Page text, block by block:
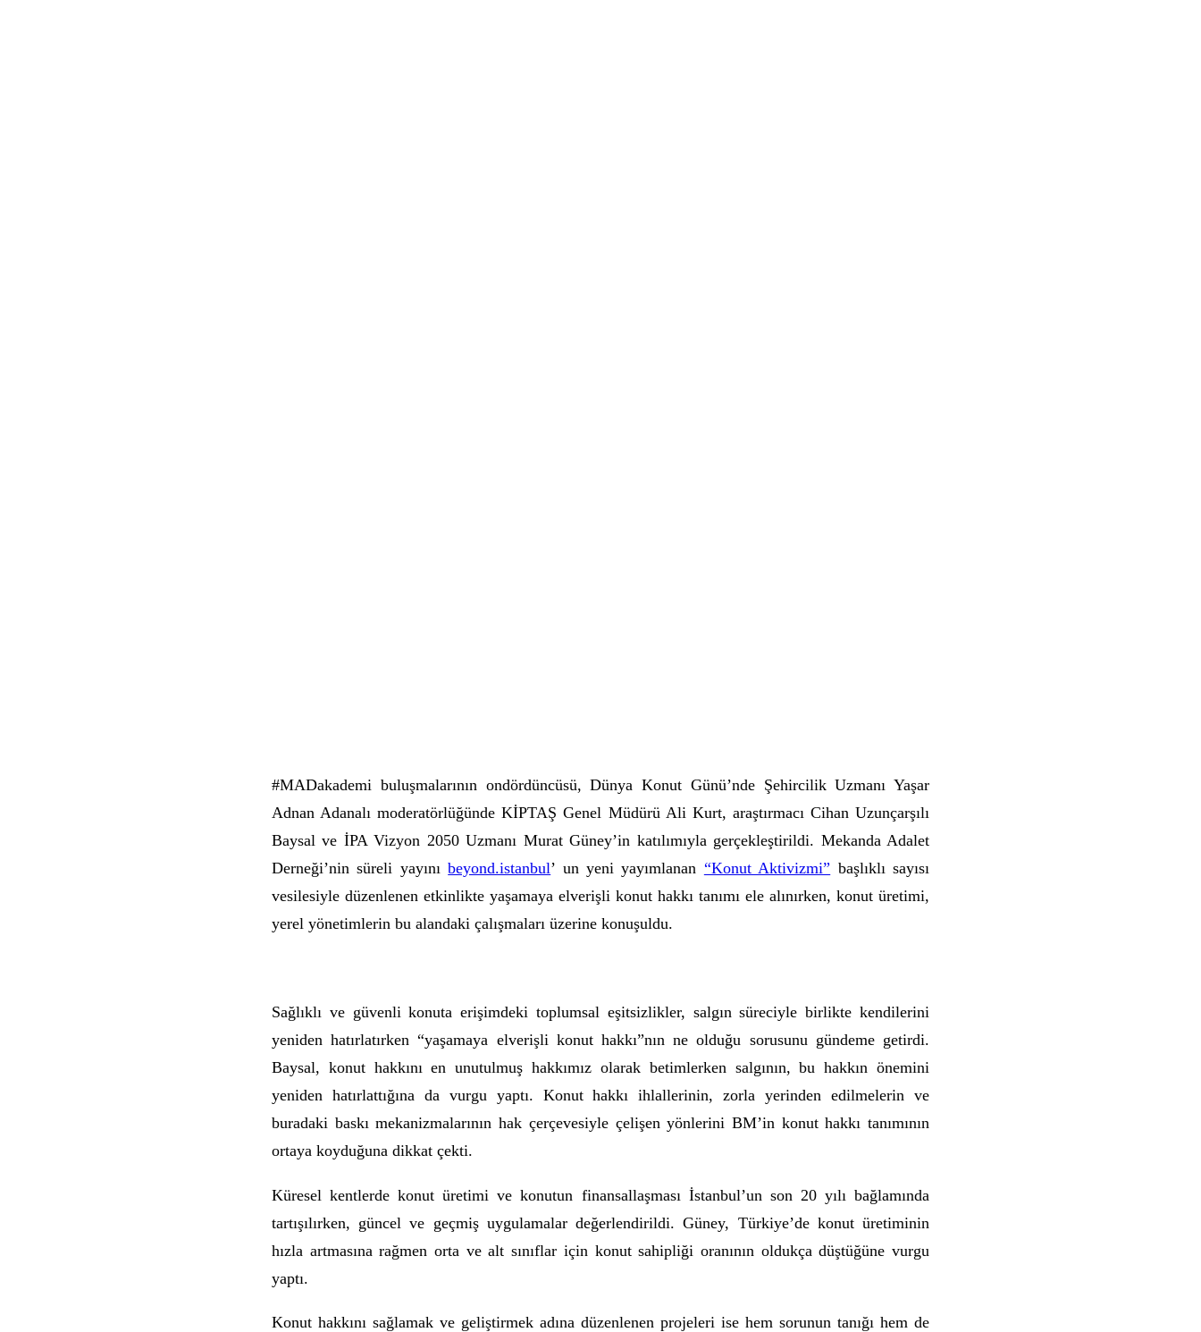
#MADakademi buluşmalarının ondördüncüsü, Dünya Konut Günü’nde Şehircilik Uzmanı Yaşar
Adnan Adanalı moderatörlüğünde KİPTAŞ Genel Müdürü Ali Kurt, araştırmacı Cihan Uzunçarşılı
Baysal ve İPA Vizyon 2050 Uzmanı Murat Güney’in katılımıyla gerçekleştirildi. Mekanda Adalet
Derneği’nin süreli yayınıbeyond.istanbul’ un yeni yayımlanan “Konut Aktivizmi” başlıklı sayısı
vesilesiyle düzenlenen etkinlikte yaşamaya elverişli konut hakkı tanımı ele alınırken, konut üretimi,
yerel yönetimlerin bu alandaki çalışmaları üzerine konuşuldu.
Sağlıklı ve güvenli konuta erişimdeki toplumsal eşitsizlikler, salgın süreciyle birlikte kendilerini
yeniden hatırlatırken “yaşamaya elverişli konut hakkı”nın ne olduğu sorusunu gündeme getirdi.
Baysal, konut hakkını en unutulmuş hakkımız olarak betimlerken salgının, bu hakkın önemini
yeniden hatırlattığına da vurgu yaptı. Konut hakkı ihlallerinin, zorla yerinden edilmelerin ve
buradaki baskı mekanizmalarının hak çerçevesiyle çelişen yönlerini BM’in konut hakkı tanımının
ortaya koyduğuna dikkat çekti.
Küresel kentlerde konut üretimi ve konutun finansallaşması İstanbul’un son 20 yılı bağlamında
tartışılırken, güncel ve geçmiş uygulamalar değerlendirildi. Güney, Türkiye’de konut üretiminin
hızla artmasına rağmen orta ve alt sınıflar için konut sahipliği oranının oldukça düştüğüne vurgu
yaptı.
Konut hakkını sağlamak ve geliştirmek adına düzenlenen projeleri ise hem sorunun tanığı hem de